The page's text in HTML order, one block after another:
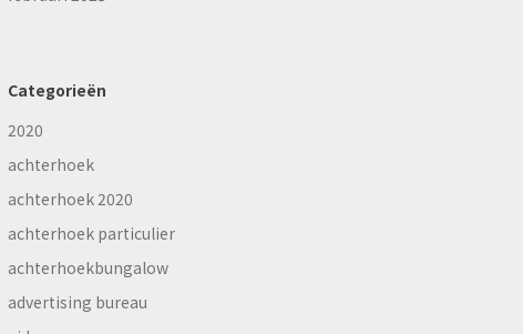
Categorieën
2020
achterhoek
achterhoek 2020
achterhoek particulier
achterhoekbungalow
advertising bureau